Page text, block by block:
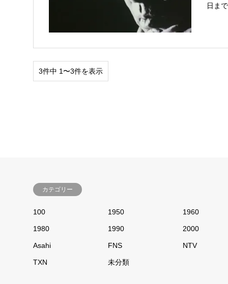
日ま
3件中 1〜3件を表示
カテゴリー
100 1950 1960
1980 1990 2000
Asahi FNS NTV
TXN 未分類